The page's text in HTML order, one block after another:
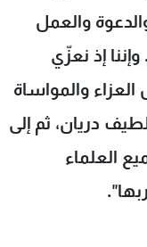
والعمل
إذ نعزّي
والمواساة
دريان، ثم إلى
العلماء